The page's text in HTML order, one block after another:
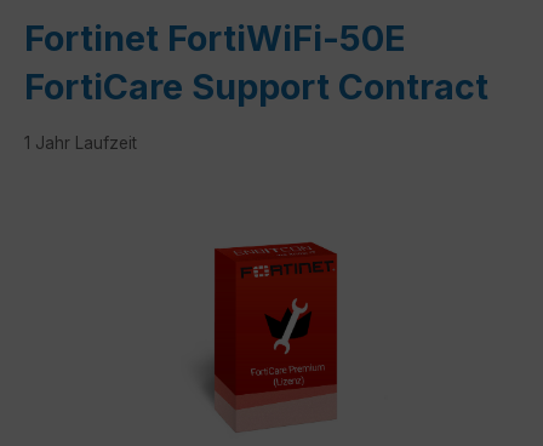
Fortinet FortiWiFi-50E
FortiCare Support Contract
1 Jahr Laufzeit